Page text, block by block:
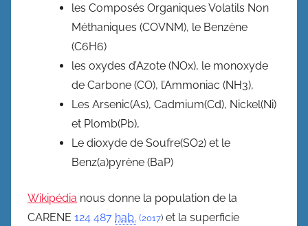
les Composés Organiques Volatils Non
Méthaniques (COVNM), le Benzène
(C6H6)
les oxydes d’Azote (NOx), le monoxyde
de Carbone (CO), l’Ammoniac (NH3),
Les Arsenic(As), Cadmium(Cd), Nickel(Ni)
et Plomb(Pb),
Le dioxyde de Soufre(SO2) et le
Benz(a)pyrène (BaP)
Wikipédia nous donne la population de la
CARENE 124 487 hab. (2017) et la superficie